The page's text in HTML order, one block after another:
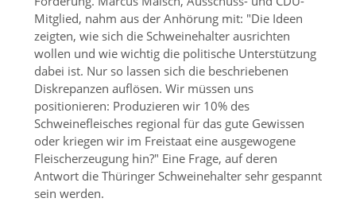
Mitglied, nahm aus der Anhörung mit: Die Ideen
zeigten, wie sich die Schweinehalter ausrichten
wollen und wie wichtig die politische Unterstützung
dabei ist. Nur so lassen sich die beschriebenen
Diskrepanzen auflösen. Wir müssen uns
positionieren: Produzieren wir 10% des
Schweinefleisches regional für das gute Gewissen
oder kriegen wir im Freistaat eine ausgewogene
Fleischerzeugung hin? Eine Frage, auf deren
Antwort die Thüringer Schweinehalter sehr gespannt
sein werden.